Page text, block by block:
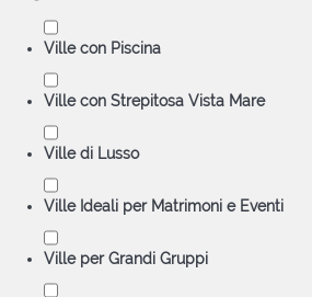
Ville con Piscina
Ville con Strepitosa Vista Mare
Ville di Lusso
Ville Ideali per Matrimoni e Eventi
Ville per Grandi Gruppi